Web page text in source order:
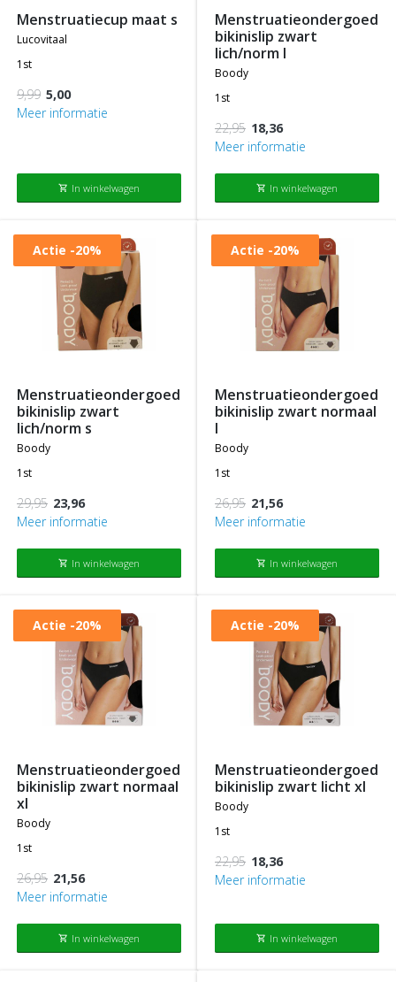
menstruatiecup maat s
lucovitaal
1st
9,99 5,00
Meer informatie
shopping_cart In winkelwagen
menstruatieondergoed
bikinislip zwart
lich/norm l
boody
1st
22,95 18,36
Meer informatie
shopping_cart In winkelwagen
Actie -20%
menstruatieondergoed
bikinislip zwart
lich/norm s
boody
1st
29,95 23,96
Meer informatie
shopping_cart In winkelwagen
Actie -20%
menstruatieondergoed
bikinislip zwart normaal
l
boody
1st
26,95 21,56
Meer informatie
shopping_cart In winkelwagen
Actie -20%
menstruatieondergoed
bikinislip zwart normaal
xl
boody
1st
26,95 21,56
Meer informatie
shopping_cart In winkelwagen
Actie -20%
menstruatieondergoed
bikinislip zwart licht xl
boody
1st
22,95 18,36
Meer informatie
shopping_cart In winkelwagen